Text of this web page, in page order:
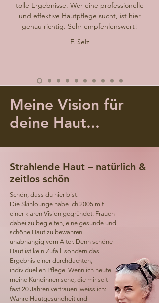
tolle Ergebnisse. Wer eine professionelle
und effektive Hautpflege sucht, ist hier
genau richtig. Sehr empfehlenswert!
F. Selz
Meine Vision für
deine Haut...
Strahlende Haut – natürlich &
zeitlos schön
Schön, dass du hier bist!
Die Skinlounge habe ich 2005 mit
einer klaren Vision gegründet: Frauen
dabei zu begleiten, eine gesunde und
schöne Haut zu bewahren –
unabhängig vom Alter. Denn schöne
Haut ist kein Zufall, sondern das
Ergebnis einer durchdachten,
individuellen Pflege. Wenn ich heute
meine Kundinnen sehe, die mir seit
fast 20 Jahren vertrauen, weiss ich:
Wahre Hautgesundheit und